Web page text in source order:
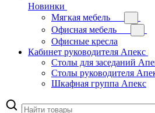
Новинки
Мягкая мебель
Офисная мебель
Офисные кресла
Кабинет руководителя Апекс
Столы для заседаний
Столы руководителя
Шкафная группа Апекс